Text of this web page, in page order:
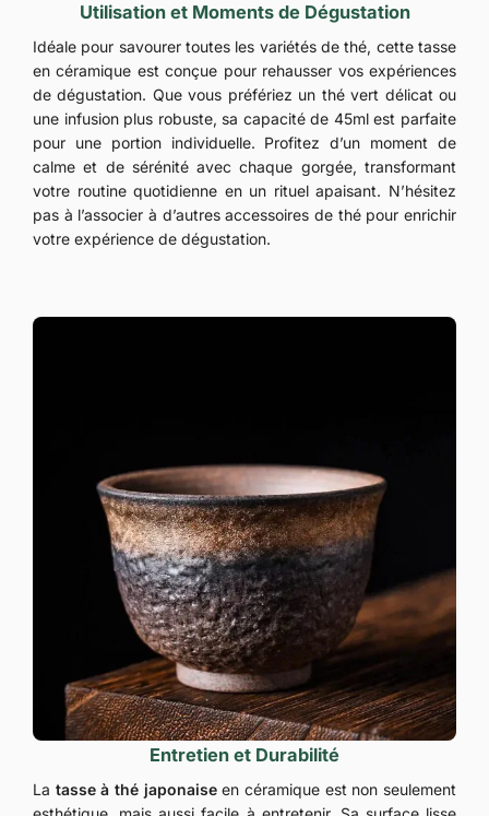
Utilisation et Moments de Dégustation
Idéale pour savourer toutes les variétés de thé, cette tasse
en céramique est conçue pour rehausser vos expériences
de dégustation. Que vous préfériez un thé vert délicat ou
une infusion plus robuste, sa capacité de 45ml est parfaite
pour une portion individuelle. Profitez d’un moment de
calme et de sérénité avec chaque gorgée, transformant
votre routine quotidienne en un rituel apaisant. N’hésitez
pas à l’associer à d’autres accessoires de thé pour enrichir
votre expérience de dégustation.
Entretien et Durabilité
La tasse à thé japonaiseen céramique est non seulement